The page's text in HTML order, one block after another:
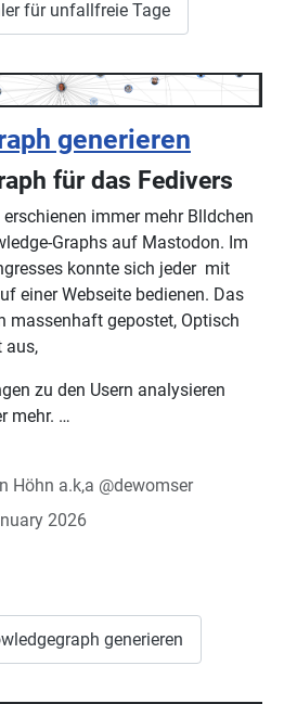
für unfallfreie Tage
generieren
für das Fedivers
immer mehr Blldchen
Graphs auf Mastodon. Im
konnte sich jeder mit
einer Webseite bedienen. Das
massenhaft gepostet, Optisch
aus,
zu den Usern analysieren
mehr. …
Höhn a.k,a @dewomser
2026
generieren